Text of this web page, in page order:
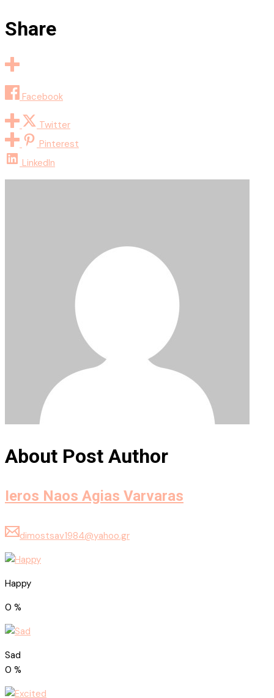
Share
Facebook
Twitter
Pinterest
LinkedIn
About Post Author
Ieros Naos Agias Varvaras
dimostsav1984@yahoo.gr
Happy
0 %
Sad
0 %